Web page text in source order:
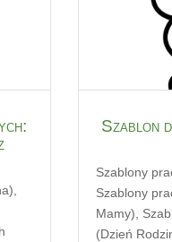
Szablon
Szablony
Szablony
Mamy)
(Dzień